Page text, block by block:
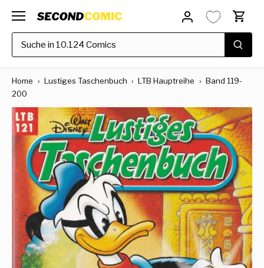
zum
Inhalt
Home › Lustiges Taschenbuch › LTB Hauptreihe › Band 119-
200